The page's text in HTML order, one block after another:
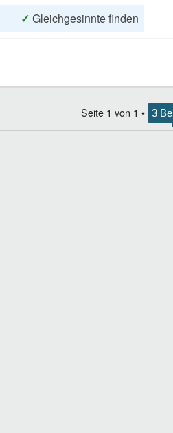
✓ Gleichgesinnte finden
Seite 1 von 1 • 3